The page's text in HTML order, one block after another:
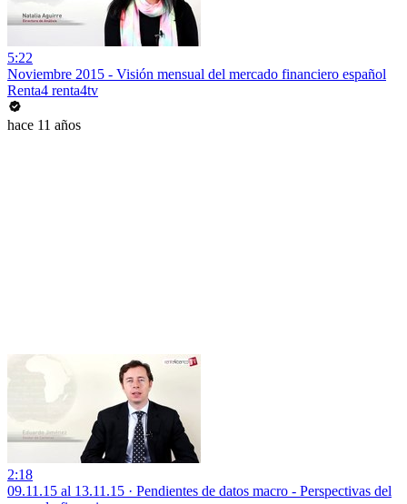
5:22
Noviembre 2015 - Visión mensual del mercado financiero español
Renta4 renta4tv
hace 11 años
2:18
09.11.15 al 13.11.15 · Pendientes de datos macro - Perspectivas del